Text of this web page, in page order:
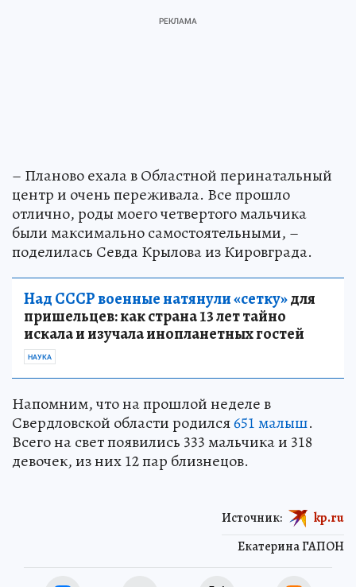
– Планово ехала в Областной перинатальный
центр и очень переживала. Все прошло
отлично, роды моего четвертого мальчика
были максимально самостоятельными, –
поделилась Севда Крылова из Кировграда.
Над СССР военные натянули «сетку»для
пришельцев: как страна 13 лет тайно
искала и изучала инопланетных гостей
НАУКА
Напомним, что на прошлой неделе в
Свердловской области родился651 малыш.
Всего на свет появились 333 мальчика и 318
девочек, из них 12 пар близнецов.
Екатерина ГАПОН
Источник: kp.ru